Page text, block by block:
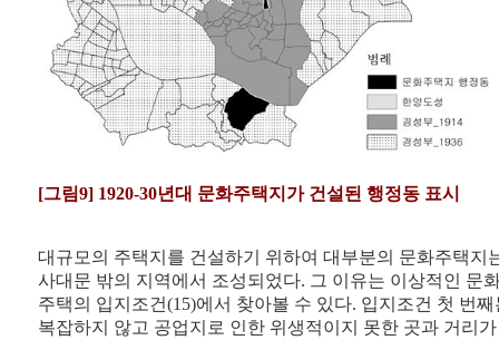
[그림9] 1920-30년대 문화주택지가 건설된 행정동 표시
대규모의 주택지를 건설하기 위하여 대부분의 문화주택지
사대문 밖의 지역에서 조성되었다. 그 이유는 이상적인 문
주택의 입지조건(15)에서 찾아볼 수 있다. 입지조건 첫 번째
복잡하지 않고 공업지로 인한 위생적이지 못한 곳과 거리가